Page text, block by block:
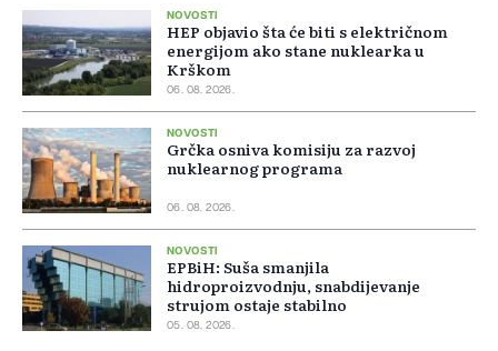
NOVOSTI
HEP objavio šta će biti s električnom
energijom ako stane nuklearka u
Krškom
06. 08. 2026.
NOVOSTI
Grčka osniva komisiju za razvoj
nuklearnog programa
06. 08. 2026.
NOVOSTI
EPBiH: Suša smanjila
hidroproizvodnju, snabdijevanje
strujom ostaje stabilno
05. 08. 2026.